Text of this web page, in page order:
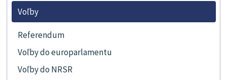
Voľby
Referendum
Voľby do europarlamentu
Voľby do NRSR